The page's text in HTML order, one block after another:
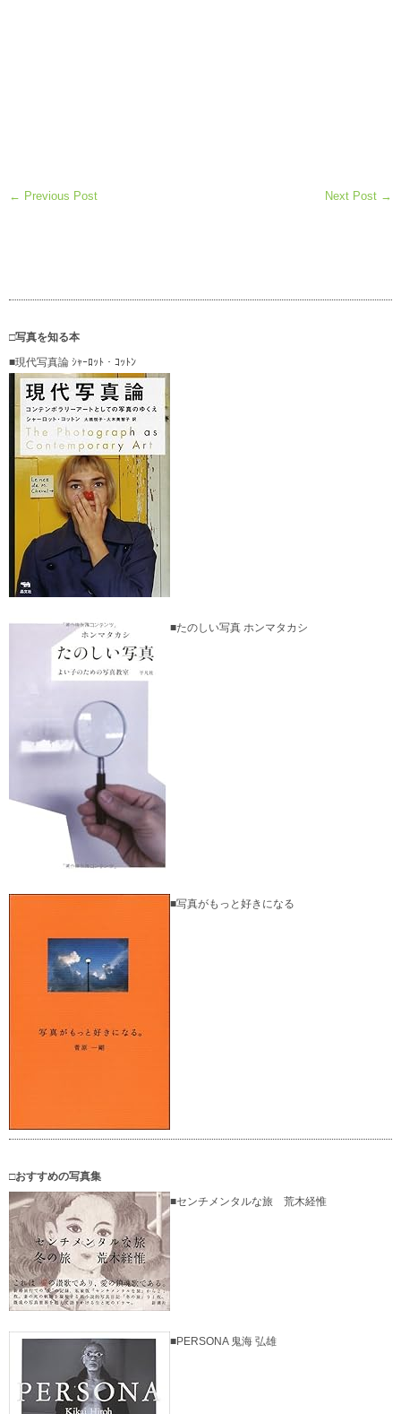
← Previous Post Next Post →
□写真を知る本
■現代写真論 ｼｬｰﾛｯﾄ・ｺｯﾄﾝ
■たのしい写真 ホンマタカシ
■写真がもっと好きになる
□おすすめの写真集
■センチメンタルな旅 荒木経惟
■PERSONA 鬼海 弘雄